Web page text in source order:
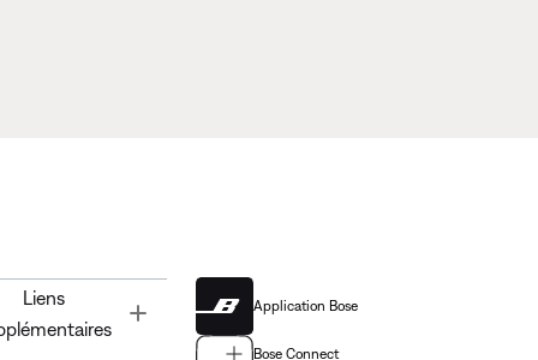
Liens
Application Bose
Bose Connect